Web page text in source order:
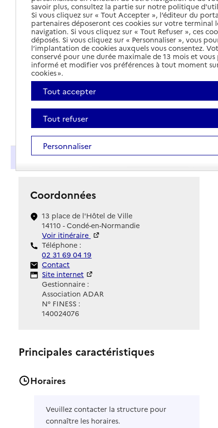
Présentation
Coordonnées
13 place de l'Hôtel de Ville
14110 - Condé-en-Normandie
Voir itinéraire
Téléphone :
02 31 69 04 19
Contact
Contact
Site Internet
Site internet
Gestionnaire :
Association ADAR
N° FINESS :
140024076
Principales caractéristiques
Horaires
Veuillez contacter la structure pour
connaître les horaires.
savoir plus, consultez la partie sur notre politique
Si vous cliquez sur « Tout Accepter », l’éditeur du
partenaires déposeront ces cookies sur votre terminal
navigation. Si vous cliquez sur « Tout Refuser », ces
déposés. Si vous cliquez sur « Personnaliser », vous
l’implantation de cookies auxquels vous consentez.
conservé pour une durée maximale de 13 mois et
informé et modifier vos préférences à tout moment
cookies ».
Tout accepter
Tout refuser
Personnaliser